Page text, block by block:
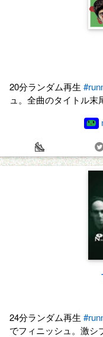
20分ランダム再生
ュ。全曲のタイトル末
24分ランダム再生
でフィニッシュ。激シ